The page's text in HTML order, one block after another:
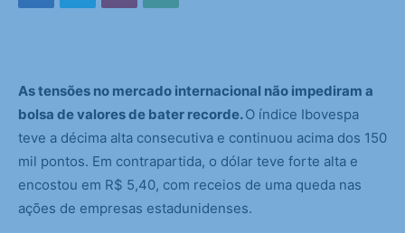
As tensões no mercado internacional não impediram a
bolsa de valores de bater recorde.O índice Ibovespa
teve a décima alta consecutiva e continuou acima dos 150
mil pontos. Em contrapartida, o dólar teve forte alta e
encostou em R$ 5,40, com receios de uma queda nas
ações de empresas estadunidenses.